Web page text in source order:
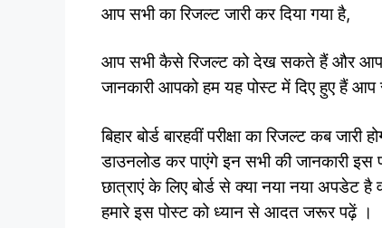
आप सभी का रिजल्ट जारी कर दिया गया है,
आप सभी कैसे रिजल्ट को देख सकते हैं और आप
जानकारी आपको हम यह पोस्ट में दिए हुए हैं
बिहार बोर्ड बारहवीं परीक्षा का रिजल्ट कब
डाउनलोड कर पाएंगे इन सभी की जानकारी इस
छात्राएं के लिए बोर्ड से क्या नया नया अपडेट
हमारे इस पोस्ट को ध्यान से आदत जरूर पढ़ें ।